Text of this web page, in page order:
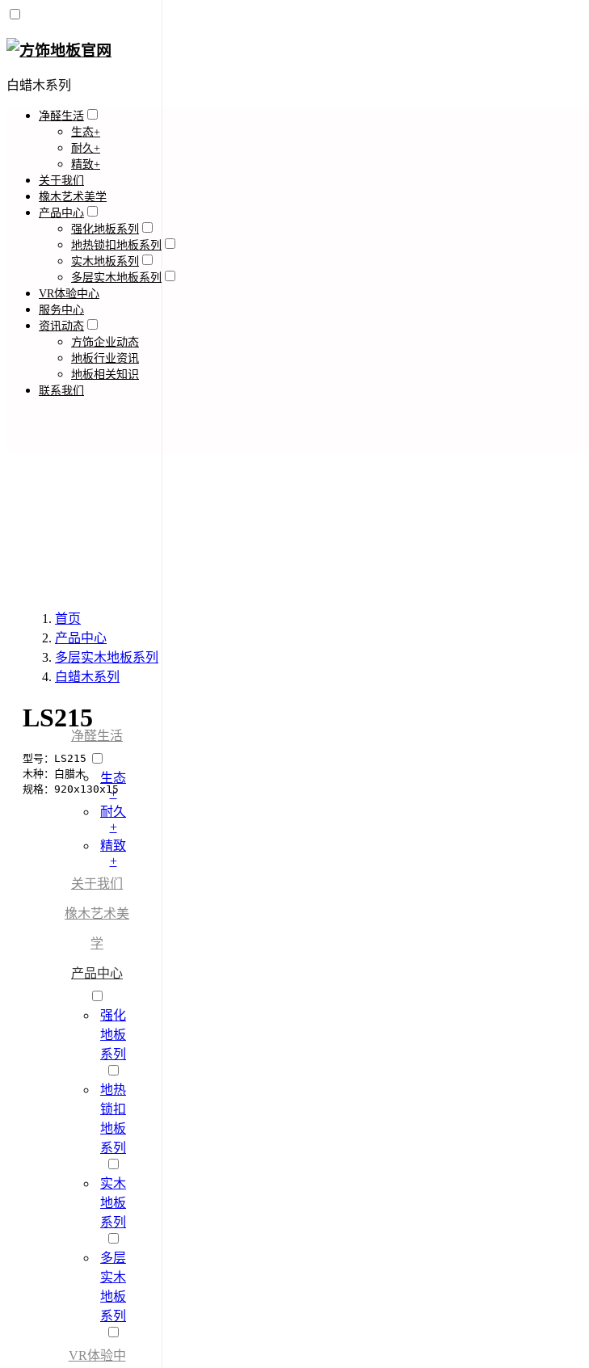
白蜡木系列
净醛生活
生态+
耐久+
精致+
关于我们
橡木艺术美学
产品中心
强化地板系列
地热锁扣地板系列
实木地板系列
多层实木地板系列
VR体验中心
服务中心
资讯动态
方饰企业动态
地板行业资讯
地板相关知识
联系我们
净醛生活
生态
+
耐久
+
精致
+
关于我们
橡木艺术美
学
产品中心
强化
地板
系列
地热
锁扣
地板
系列
实木
地板
系列
多层
实木
地板
系列
VR体验中
首页
产品中心
多层实木地板系列
白蜡木系列
LS215
型号：LS215
木种：白腊木
规格：920x130x15